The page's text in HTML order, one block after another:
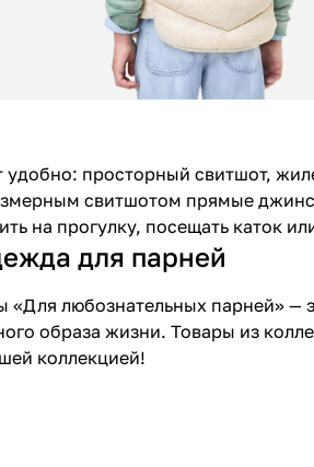
удобно: просторный свитшот,
свитшотом прямые
на прогулку, посещать каток
для парней
«Для любознательных парней» —
образа жизни. Товары из
коллекцией!